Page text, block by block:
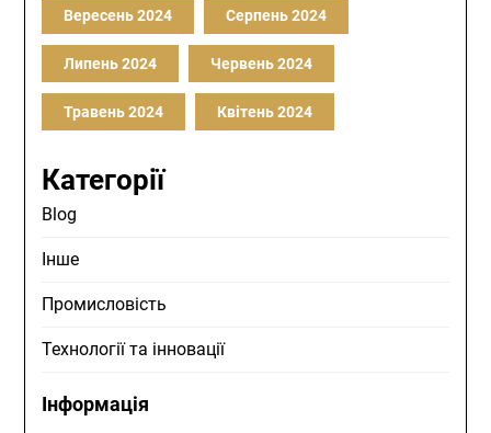
Вересень 2024 Серпень 2024
Липень 2024 Червень 2024
Травень 2024 Квітень 2024
Категорії
Blog
Інше
Промисловість
Технології та інновації
Інформація